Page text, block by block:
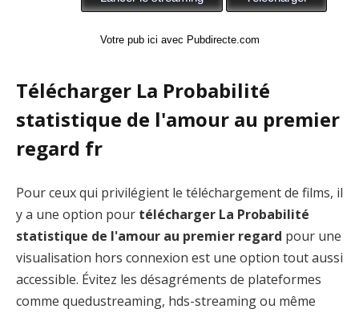
Votre pub ici avec Pubdirecte.com
Télécharger La Probabilité
statistique de l'amour au premier
regard fr
Pour ceux qui privilégient le téléchargement de films, il
y a une option pour télécharger La Probabilité
statistique de l'amour au premier regard pour une
visualisation hors connexion est une option tout aussi
accessible. Évitez les désagréments de plateformes
comme quedustreaming, hds-streaming ou même